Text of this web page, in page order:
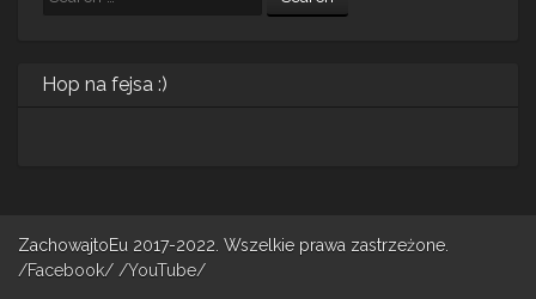
Hop na fejsa :)
ZachowajtoEu 2017-2022. Wszelkie prawa zastrzeżone.
/Facebook/ /YouTube/